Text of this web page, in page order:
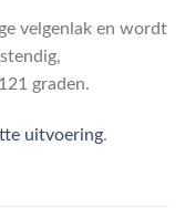
velgenlak en wordt
graden.
uitvoering.